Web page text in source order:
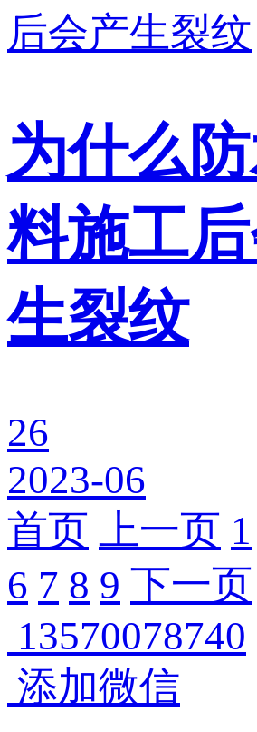
为什么
料施工
生裂纹
26
2023-06
首页 上一页 1
6 7 8 9 下一页
13570078740
添加微信